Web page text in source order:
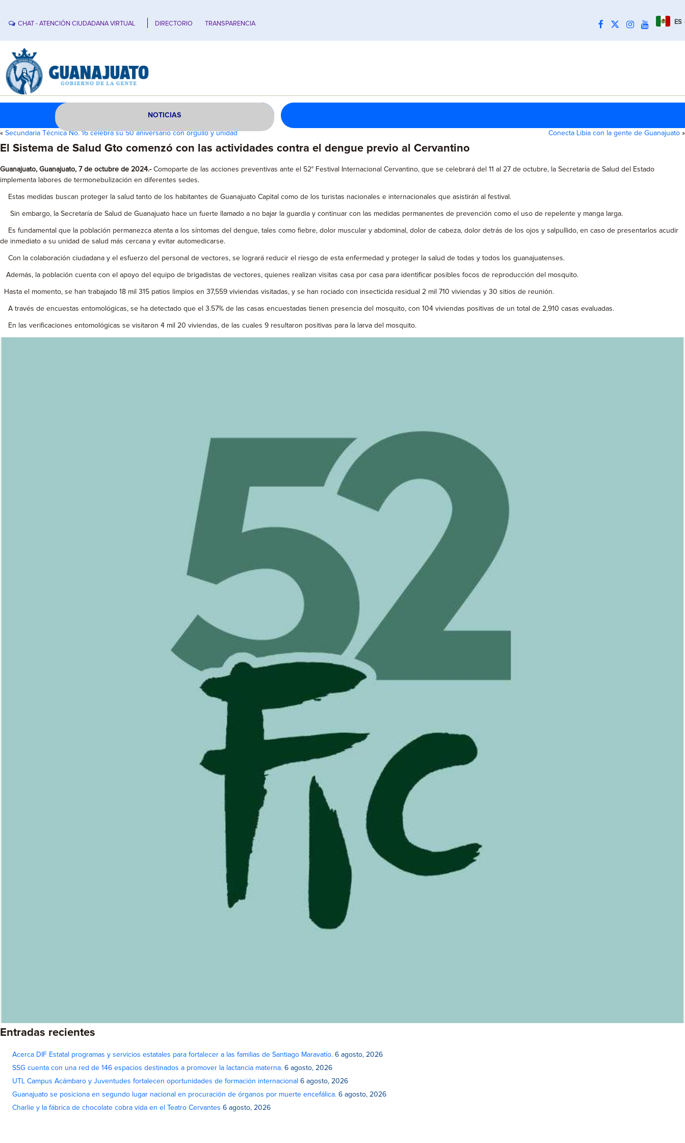
CHAT - ATENCIÓN CIUDADANA VIRTUAL DIRECTORIO TRANSPARENCIA ES
NOTICIAS
« Secundaria Técnica No. 16 celebra su 50 aniversario con orgullo y unidad Conecta Libia con la gente de Guanajuato »
El Sistema de Salud Gto comenzó con las actividades contra el dengue previo al Cervantino
Guanajuato, Guanajuato, 7 de octubre de 2024.- Comoparte de las acciones preventivas ante el 52° Festival Internacional Cervantino, que se celebrará del 11 al 27 de octubre, la Secretaría de Salud del Estado
implementa labores de termonebulización en diferentes sedes.
Estas medidas buscan proteger la salud tanto de los habitantes de Guanajuato Capital como de los turistas nacionales e internacionales que asistirán al festival.
Sin embargo, la Secretaría de Salud de Guanajuato hace un fuerte llamado a no bajar la guardia y continuar con las medidas permanentes de prevención como el uso de repelente y manga larga.
Es fundamental que la población permanezca atenta a los síntomas del dengue, tales como fiebre, dolor muscular y abdominal, dolor de cabeza, dolor detrás de los ojos y salpullido, en caso de presentarlos acudir
de inmediato a su unidad de salud más cercana y evitar automedicarse.
Con la colaboración ciudadana y el esfuerzo del personal de vectores, se logrará reducir el riesgo de esta enfermedad y proteger la salud de todas y todos los guanajuatenses.
Además, la población cuenta con el apoyo del equipo de brigadistas de vectores, quienes realizan visitas casa por casa para identificar posibles focos de reproducción del mosquito.
Hasta el momento, se han trabajado 18 mil 315 patios limpios en 37,559 viviendas visitadas, y se han rociado con insecticida residual 2 mil 710 viviendas y 30 sitios de reunión.
A través de encuestas entomológicas, se ha detectado que el 3.57% de las casas encuestadas tienen presencia del mosquito, con 104 viviendas positivas de un total de 2,910 casas evaluadas.
En las verificaciones entomológicas se visitaron 4 mil 20 viviendas, de las cuales 9 resultaron positivas para la larva del mosquito.
Entradas recientes
Acerca DIF Estatal programas y servicios estatales para fortalecer a las familias de Santiago Maravatío. 6 agosto, 2026
SSG cuenta con una red de 146 espacios destinados a promover la lactancia materna. 6 agosto, 2026
UTL Campus Acámbaro y Juventudes fortalecen oportunidades de formación internacional 6 agosto, 2026
Guanajuato se posiciona en segundo lugar nacional en procuración de órganos por muerte encefálica. 6 agosto, 2026
Charlie y la fábrica de chocolate cobra vida en el Teatro Cervantes 6 agosto, 2026